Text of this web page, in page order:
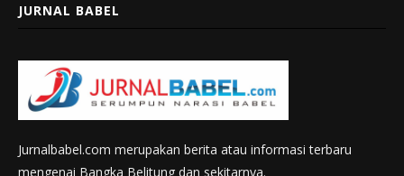
JURNAL BABEL
Jurnalbabel.com merupakan berita atau informasi terbaru
mengenai Bangka Belitung dan sekitarnya.